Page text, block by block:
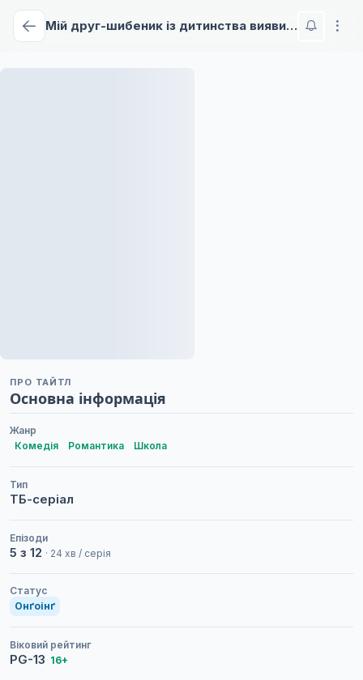
Мій друг-шибеник із дитинства виявися дівчиною, ще й вельми красивою
ПРО ТАЙТЛ
Основна інформація
Жанр
Комедія
Романтика Школа
Тип
ТБ-серіал
Епізоди
5 з 12 · 24 хв / серія
Статус
Онґоінґ
Віковий рейтинг
PG-13 16+